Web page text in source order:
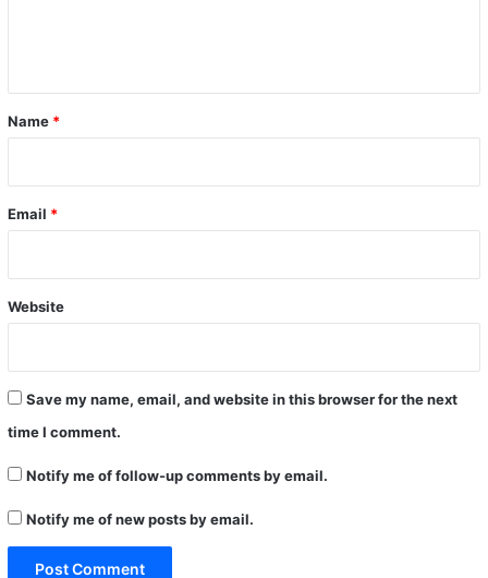
*
Name *
Email *
Website
Save my name, email, and website in this browser for the next
time I comment.
Notify me of follow-up comments by email.
Notify me of new posts by email.